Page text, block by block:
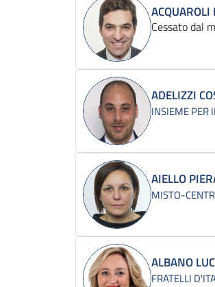
ACQUAROLI
Cessato dal
ADELIZZI
INSIEME PER
AIELLO
MISTO-
ALBANO
FRATELLI